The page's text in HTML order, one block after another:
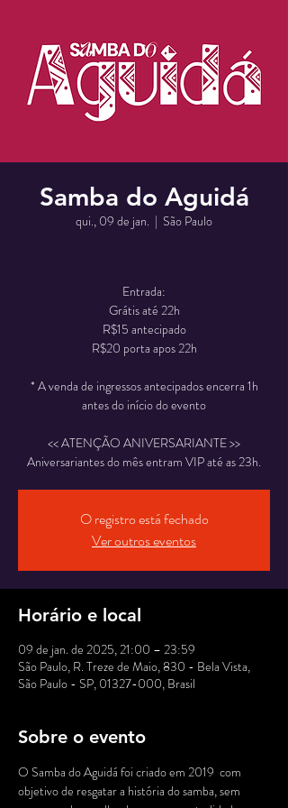
Samba do Aguidá
qui., 09 de jan.
  |
São Paulo
Entrada:
Grátis até 22h
R$15 antecipado
R$20 porta apos 22h
* A venda de ingressos antecipados encerra 1h
antes do início do evento
<< ATENÇÃO ANIVERSARIANTE >>
O registro está fechado
Ver outros eventos
Horário e local
09 de jan. de 2025, 21:00 – 23:59
São Paulo, R. Treze de Maio, 830 - Bela Vista,
São Paulo - SP, 01327-000, Brasil
Sobre o evento
O Samba do Aguidá foi criado em 2019  com
objetivo de resgatar a história do samba, sem